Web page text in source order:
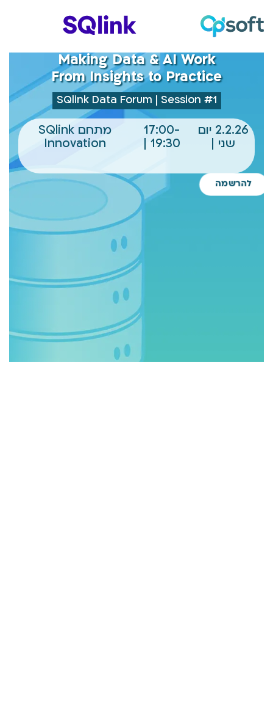
Making Data & AI Work
From Insights to Practice
SQlink Data Forum | Session #1
2.2.26 יום
שני |
17:00-
19:30 |
מתחם SQlink
Innovation
להרשמה